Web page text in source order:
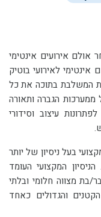
חוגגים בר/בת מצווה לילדיכם? מחפשים אחר אולם אירועים אינטימי
ומיוחד באזור השרון? אצלנו ב-אקפלה, מתחם אינטימי לאירועי בוטיק
בנתניה, תוכלו ליהנות מאווירת אירוח אינטימית המשלבת בתוכה את כל
ממערכות הגברה ותאורה
עיצוב וסידורי
.
האירועים אקפלה מנוהל על ידי צוות מקצועי בעל ניסיון של יותר
מ-20 שנה בענף האירועים ותחום האירוח. הניסיון המקצועי העומד
לרשות אנשי הצוות, מבטיח גם לכם אירוע בר/בת מצווה חלומי ובלתי
והגדולים כאחד